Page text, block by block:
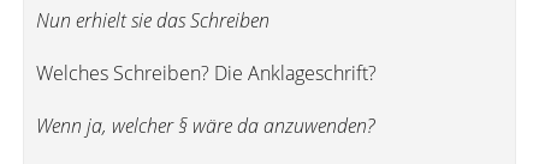
Nun erhielt sie das Schreiben
Welches Schreiben? Die Anklageschrift?
Wenn ja, welcher § wäre da anzuwenden?